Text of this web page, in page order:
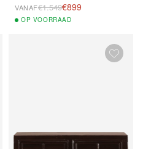
VANAF€1.549€899
OP VOORRAAD